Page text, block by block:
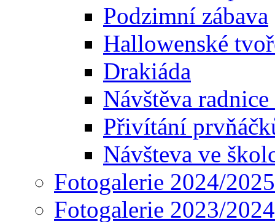
Podzimní zábava
Hallowenské
Drakiáda
Návštěva radnice
Přivítání
Návšteva ve
Fotogalerie 2024/2025
Fotogalerie 2023/2024